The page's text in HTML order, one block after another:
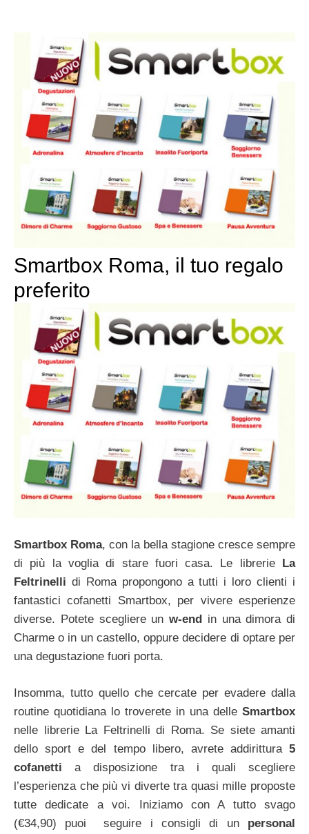
Smartbox Roma, il tuo regalo
preferito
Smartbox Roma, con la bella stagione cresce sempre
di più la voglia di stare fuori casa. Le librerie
La
Feltrinelli di Roma propongono a tutti i loro clienti i
fantastici cofanetti Smartbox, per vivere esperienze
diverse. Potete scegliere un w-end
in una dimora di
Charme o in un castello, oppure decidere di optare per
una degustazione fuori porta.
Insomma, tutto quello che cercate per evadere dalla
routine quotidiana lo troverete in una delle Smartbox
nelle librerie La Feltrinelli di Roma. Se siete amanti
dello sport e del tempo libero, avrete addirittura 5
cofanetti a disposizione tra i quali scegliere
l’esperienza che più vi diverte tra quasi mille proposte
tutte dedicate a voi. Iniziamo con A tutto svago
(€34,90) puoi seguire i consigli di unpersonal